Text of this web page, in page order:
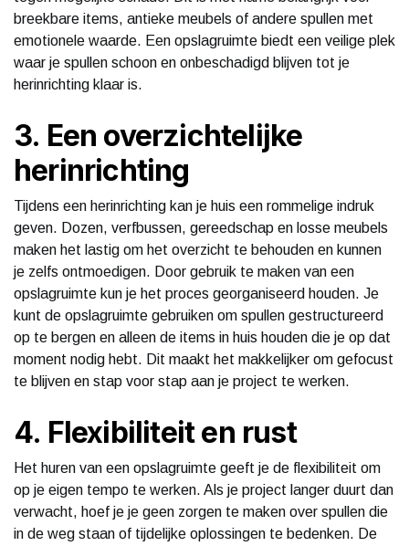
breekbare items, antieke meubels of andere spullen met
emotionele waarde. Een opslagruimte biedt een veilige plek
waar je spullen schoon en onbeschadigd blijven tot je
herinrichting klaar is.
3. Een overzichtelijke
herinrichting
Tijdens een herinrichting kan je huis een rommelige indruk
geven. Dozen, verfbussen, gereedschap en losse meubels
maken het lastig om het overzicht te behouden en kunnen
je zelfs ontmoedigen. Door gebruik te maken van een
opslagruimte kun je het proces georganiseerd houden. Je
kunt de opslagruimte gebruiken om spullen gestructureerd
op te bergen en alleen de items in huis houden die je op dat
moment nodig hebt. Dit maakt het makkelijker om gefocust
te blijven en stap voor stap aan je project te werken.
4. Flexibiliteit en rust
Het huren van een opslagruimte geeft je de flexibiliteit om
op je eigen tempo te werken. Als je project langer duurt dan
verwacht, hoef je je geen zorgen te maken over spullen die
in de weg staan of tijdelijke oplossingen te bedenken. De